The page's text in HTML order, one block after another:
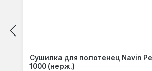
Сушилка для полотенец Navin
1000 (нерж.)